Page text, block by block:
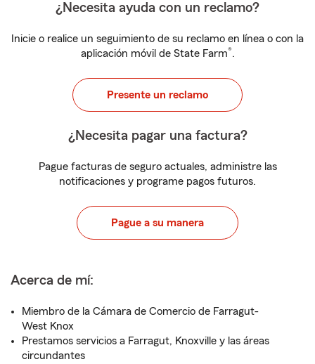
¿Necesita ayuda con un reclamo?
Inicie o realice un seguimiento de su reclamo en línea o con la
aplicación móvil de State Farm®.
Presente un reclamo
¿Necesita pagar una factura?
Pague facturas de seguro actuales, administre las
notificaciones y programe pagos futuros.
Pague a su manera
Acerca de mí:
Miembro de la Cámara de Comercio de Farragut-
West Knox
Prestamos servicios a Farragut, Knoxville y las áreas
circundantes